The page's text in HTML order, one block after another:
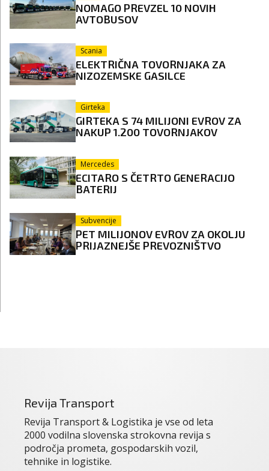
NOMAGO PREVZEL 10 NOVIH
AVTOBUSOV
Scania
ELEKTRIČNA TOVORNJAKA ZA
NIZOZEMSKE GASILCE
Girteka
GIRTEKA S 74 MILIJONI EVROV ZA
NAKUP 1.200 TOVORNJAKOV
Mercedes
ECITARO S ČETRTO GENERACIJO
BATERIJ
Subvencije
PET MILIJONOV EVROV ZA OKOLJU
PRIJAZNEJŠE PREVOZNIŠTVO
Revija Transport
Revija Transport & Logistika je vse od leta
2000 vodilna slovenska strokovna revija s
področja prometa, gospodarskih vozil,
tehnike in logistike.